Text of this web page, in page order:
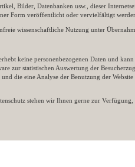
Bilder, Datenbanken usw., dieser
Form veröffentlicht oder vervielfältigt
wissenschaftliche Nutzung unter
keine personenbezogenen Daten und
zur statistischen Auswertung der
und die eine Analyse der Benutzung der
stehen wir Ihnen gerne zur